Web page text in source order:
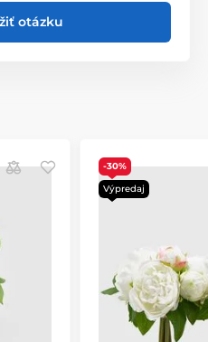
otázku
-30%
Výpredaj